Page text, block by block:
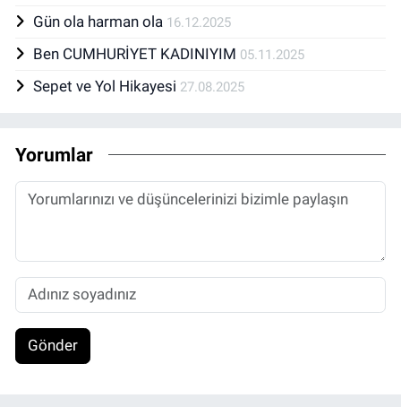
Gün ola harman ola 16.12.2025
Ben CUMHURİYET KADINIYIM 05.11.2025
Sepet ve Yol Hikayesi 27.08.2025
Yorumlar
Gönder